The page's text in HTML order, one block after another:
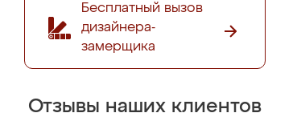
Бесплатный вызов
дизайнера-
замерщика
Отзывы наших клиентов